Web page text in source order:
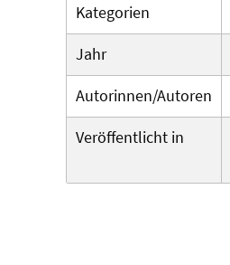
Kategorien
Jahr
Autorinnen/Autoren
Veröffentlicht in